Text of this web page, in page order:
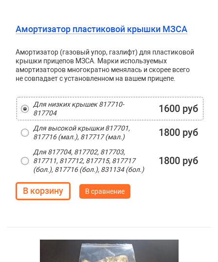
Амортизатор пластиковой крышки МЗСА
Амортизатор (газовый упор, газлифт) для пластиковой
крышки прицепов МЗСА. Марки используемых
амортизаторов многократно менялась и скорее всего
не совпадает с установленном на вашем прицепе.
Для низких крышек 817710-
817704
1600 руб
Для высокой крышки 817701,
817716 (мал.), 817717 (мал.)
1800 руб
Для 817704, 817702, 817703,
817711, 817712, 817715, 817717
(бол.), 817716 (бол.), 831134 (бол.)
1800 руб
В сравнение